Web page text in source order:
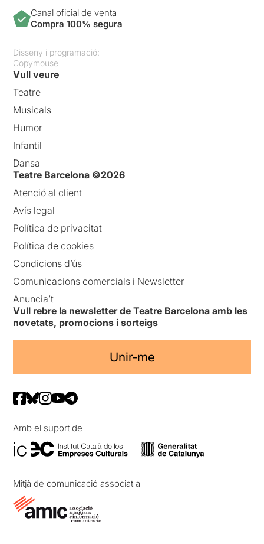
Canal oficial de venta
Compra 100% segura
Disseny i programació:
Copymouse
Vull veure
Teatre
Musicals
Humor
Infantil
Dansa
Teatre Barcelona ©2026
Atenció al client
Avís legal
Política de privacitat
Política de cookies
Condicions d’ús
Comunicacions comercials i Newsletter
Anuncia’t
Vull rebre la newsletter de Teatre Barcelona amb les
novetats, promocions i sorteigs
Unir-me
Amb el suport de
Mitjà de comunicació associat a